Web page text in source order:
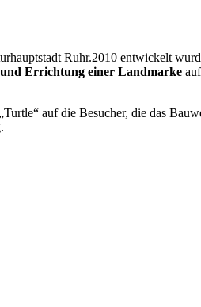
Ruhr.2010 entwickelt
Errichtung einer Landmarke auf
auf die Besucher, die das